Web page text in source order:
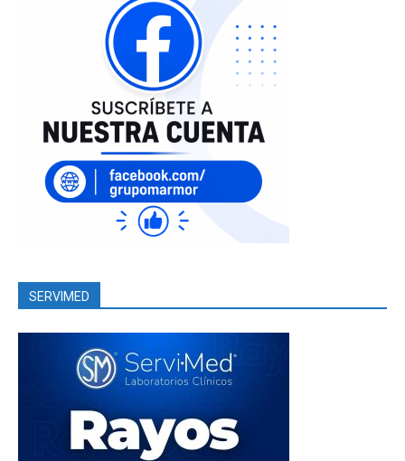
SERVIMED